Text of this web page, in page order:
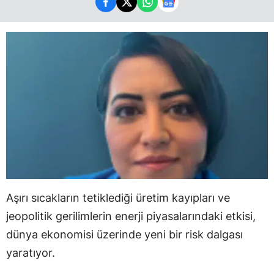
Aşırı sıcakların tetiklediği üretim kayıpları ve
jeopolitik gerilimlerin enerji piyasalarındaki etkisi,
dünya ekonomisi üzerinde yeni bir risk dalgası
yaratıyor.